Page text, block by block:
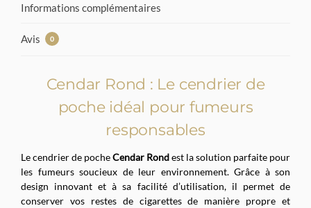
Informations complémentaires
Avis 0
Cendar Rond : Le cendrier de
poche idéal pour fumeurs
responsables
Le cendrier de pocheCendar Rondest la solution parfaite pour
les fumeurs soucieux de leur environnement. Grâce à son
design innovant et à sa facilité d’utilisation, il permet de
conserver vos restes de cigarettes de manière propre et